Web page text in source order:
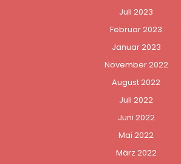
Juli 2023
Februar 2023
Januar 2023
November 2022
August 2022
Juli 2022
Juni 2022
Mai 2022
März 2022